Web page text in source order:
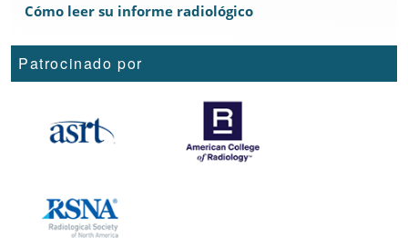
Cómo leer su informe radiológico
Patrocinado por